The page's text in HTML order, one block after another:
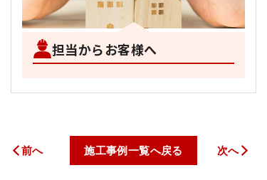
担当からお客様へ
前へ 施工事例一覧へ戻る 次へ